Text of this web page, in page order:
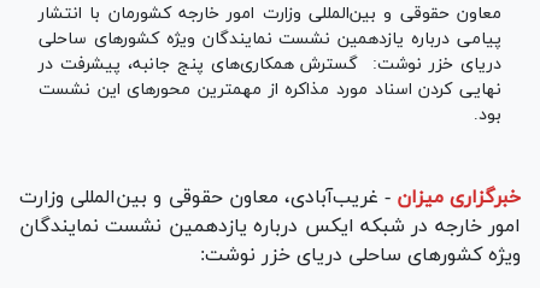
معاون حقوقی و بین‌المللی وزارت امور خارجه کشورمان با انتشار
پیامی درباره یازدهمین نشست نمایندگان ویژه کشور‌های ساحلی
دریای خزر نوشت: گسترش همکاری‌های پنج جانبه، پیشرفت در
نهایی کردن اسناد مورد مذاکره از مهمترین محور‌های این نشست
بود.
خبرگزاری میزان - غریب‌آبادی، معاون حقوقی و بین‌المللی وزارت
امور خارجه در شبکه ایکس درباره یازدهمین نشست نمایندگان
ویژه کشور‌های ساحلی دریای خزر نوشت: